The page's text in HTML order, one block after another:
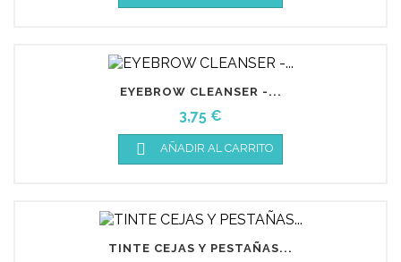
EYEBROW CLEANSER -...
Precio
3,75 €
 AÑADIR AL CARRITO
TINTE CEJAS Y PESTAÑAS...